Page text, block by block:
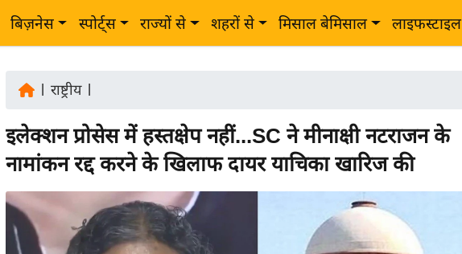
बिज़नेस स्पोर्ट्स राज्यों से शहरों से मिसाल बेमिसाल लाइफस्टाइल
राष्ट्रीय|
इलेक्शन प्रोसेस में हस्तक्षेप नहीं...SC ने मीनाक्षी नटराजन के
नामांकन रद्द करने के खिलाफ दायर याचिका खारिज की